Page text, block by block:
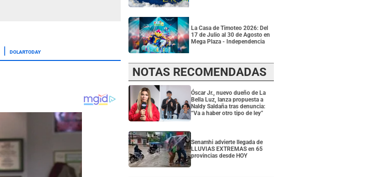
DOLARTODAY
La Casa de Timoteo 2026: Del
17 de Julio al 30 de Agosto en
Mega Plaza - Independencia
NOTAS RECOMENDADAS
Óscar Jr., nuevo dueño de La
Bella Luz, lanza propuesta a
Naldy Saldaña tras denuncia:
“Va a haber otro tipo de ley”
Senamhi advierte llegada de
LLUVIAS EXTREMAS en 65
provincias desde HOY